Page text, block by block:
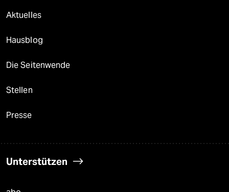
Aktuelles
Hausblog
Die Seitenwende
Stellen
Presse
Unterstützen